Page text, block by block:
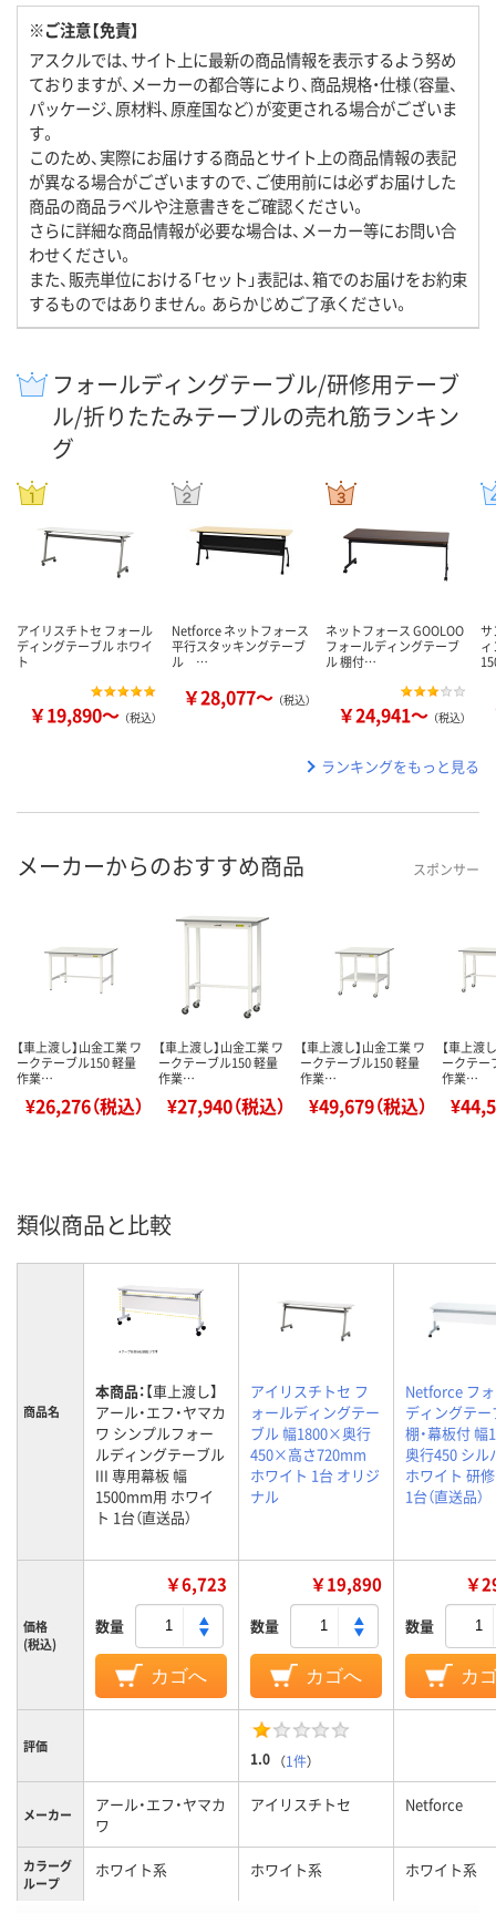
※ご注意【免責】
アスクルでは、サイト上に最新の商品情報を表示するよう努め
ておりますが、メーカーの都合等により、商品規格・仕様（容量、
パッケージ、原材料、原産国など）が変更される場合がございま
す。
このため、実際にお届けする商品とサイト上の商品情報の表記
が異なる場合がございますので、ご使用前には必ずお届けした
商品の商品ラベルや注意書きをご確認ください。
さらに詳細な商品情報が必要な場合は、メーカー等にお問い合
わせください。
また、販売単位における「セット」表記は、箱でのお届けをお約束
するものではありません。あらかじめご了承ください。
フォールディングテーブル/研修用テーブ
ル/折りたたみテーブルの売れ筋ランキン
グ
アイリスチトセ フォール
ディングテーブル ホワイ
ト
￥19,890～ （税込）
Netforce ネットフォース
平行スタッキングテーブ
ル …
￥28,077～ （税込）
ネットフォース GOOLOO
フォールディングテーブ
ル 棚付…
￥24,941～ （税込）
サ
ランキングをもっと見る
メーカーからのおすすめ商品 スポンサー
【車上渡し】山金工業 ワ
ークテーブル150 軽量
作業…
¥26,276（税込）
【車上渡し】山金工業 ワ
ークテーブル150 軽量
作業…
¥27,940（税込）
【車上渡し】山金工業 ワ
ークテーブル150 軽量
作業…
¥49,679（税込）
【車上渡
ークテー
作業…
類似商品と比較
商品名
本商品：【車上渡し】
アール・エフ・ヤマカ
ワ シンプルフォー
ルディングテーブル
III 専用幕板 幅
1500mm用 ホワイ
ト 1台（直送品）
アイリスチトセ フ
ォールディングテー
ブル 幅1800×奥行
450×高さ720mm
ホワイト 1台 オリジ
ナル
Netforce フ
ディングテー
棚・幕板付
奥行450 シ
ホワイト 研
1台（直送品）
価格
(税込)
￥6,723
数量
カゴへ
￥19,890
数量
カゴへ
￥
数量
カ
評価
1.0 （1件）
メーカー
アール・エフ・ヤマカ
ワ
アイリスチトセ Netforce
カラーグ
ループ
ホワイト系 ホワイト系 ホワイト系